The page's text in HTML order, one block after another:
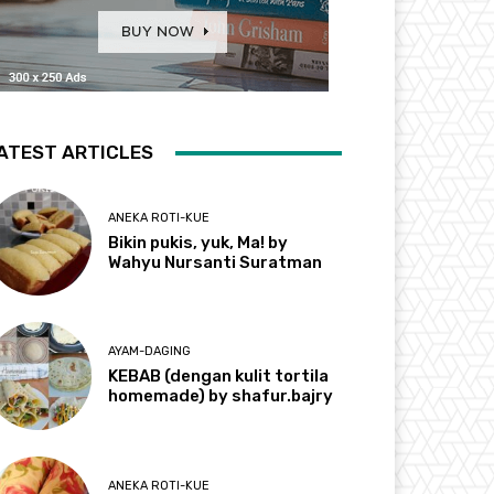
ARTICLES
ANEKA ROTI-KUE
Bikin pukis, yuk, Ma! by
Wahyu Nursanti Suratman
AYAM-DAGING
KEBAB (dengan kulit tortila
homemade) by shafur.bajry
ANEKA ROTI-KUE